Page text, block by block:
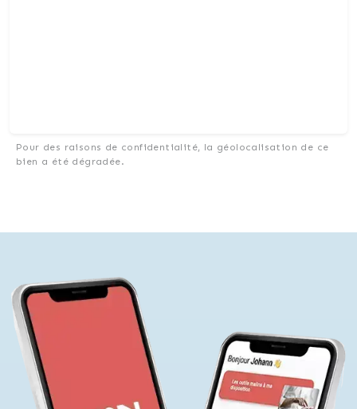
Pour des raisons de confidentialité, la géolocalisation de ce
bien a été dégradée.